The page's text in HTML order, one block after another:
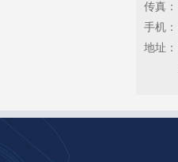
传真：
手机：
地址：